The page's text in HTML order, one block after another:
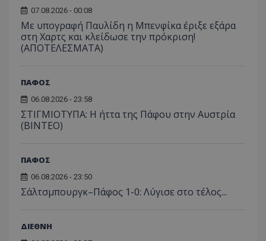
07.08.2026 - 00:08
Με υπογραφή Παυλίδη η Μπενφίκα έριξε εξάρα
στη Χαρτς και κλείδωσε την πρόκριση!
(ΑΠΟΤΕΛΕΣΜΑΤΑ)
ΠΑΦΟΣ
06.08.2026 - 23:58
ΣΤΙΓΜΙΟΤΥΠΑ: Η ήττα της Πάφου στην Αυστρία
(ΒΙΝΤΕΟ)
ΠΑΦΟΣ
06.08.2026 - 23:50
Σάλτσμπουργκ–Πάφος 1-0: Λύγισε στο τέλος...
ΔΙΕΘΝΗ